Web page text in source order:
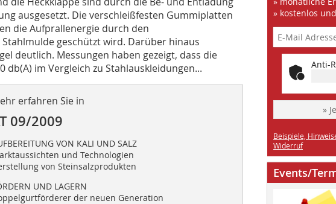
ausgesetzt. Die verschleißfesten Gummiplatten
die Aufprallenergie durch den
geschützt wird. Darüber hinaus
deutlich. Messungen haben gezeigt, dass die
db(A) im Vergleich zu Stahlauskleidungen...
erfahren Sie in
09/2009
VON KALI UND SALZ
und Technologien
von Steinsalzprodukten
UND LAGERN
der neuen Generation
» kostenlos
Anti-
»
Beispiele,
Widerruf
Events/